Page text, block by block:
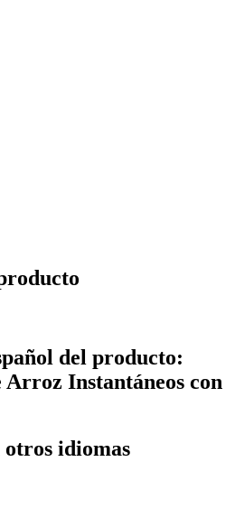
del producto:
Instantáneos con
otros idiomas